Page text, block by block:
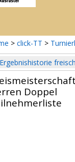
> click-TT >
Ergebnishistorie
Doppel